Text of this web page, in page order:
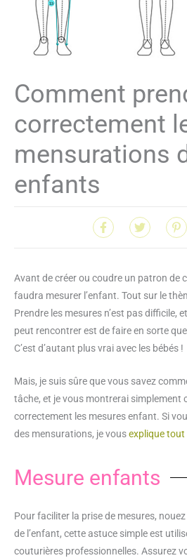
Comment
correctement
mensurations
enfants
Avant de créer ou coudre un patron de
faudra mesurer l’enfant. Tout sur le
Prendre les mesures n’est pas difficile,
peut rencontrer est de faire en sorte
C’est d’autant plus vrai avec les bébés !
Mais, je suis sûre que vous savez
tâche, et je vous montrerai simplement
correctement les mesures enfant. Si
des mensurations, je vousexplique tout
Mesure enfants
Pour faciliter la prise de mesures,
de l’enfant, cette astuce simple est
couturières professionnelles. Assurez